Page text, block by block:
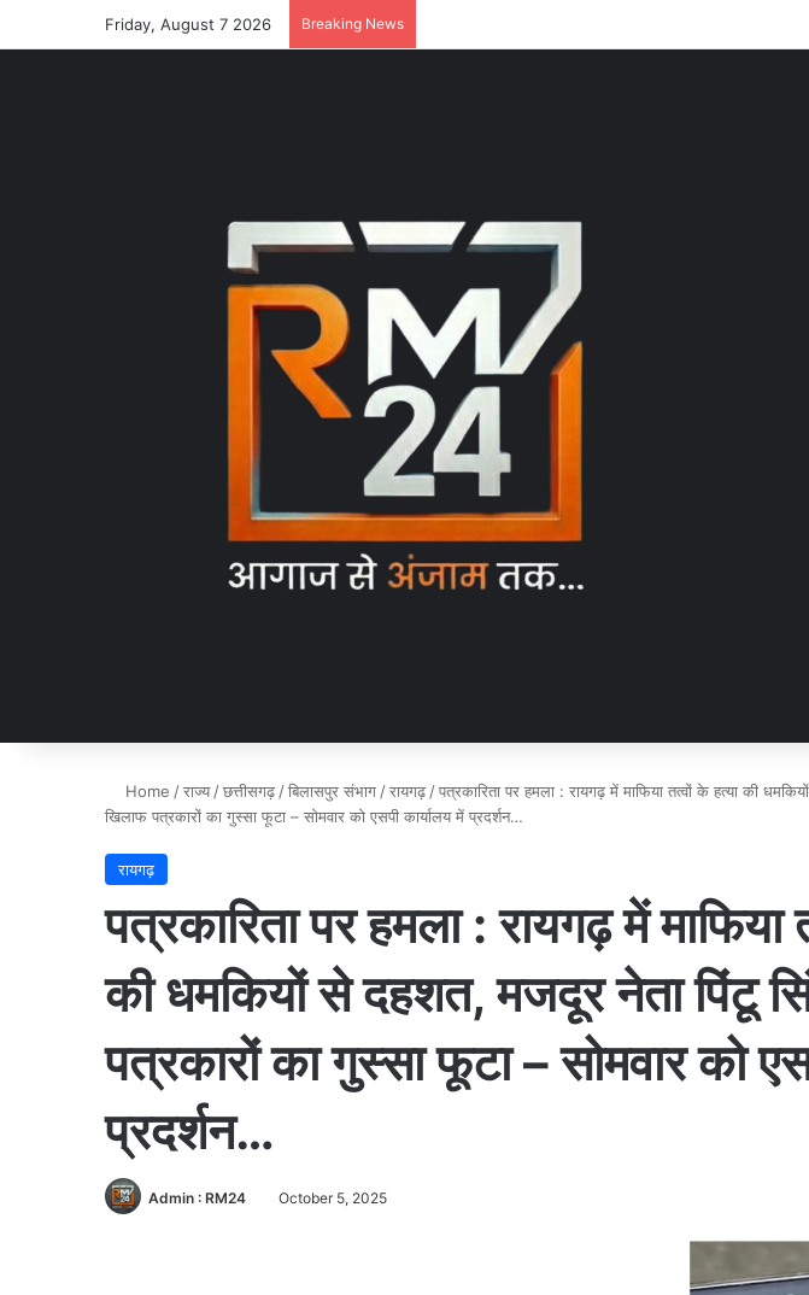
Friday, August 7 2026 Breaking News
Home /राज्य /छत्तीसगढ़ /बिलासपुर संभाग /रायगढ़ /पत्रकारिता पर हमला : रायगढ़ में माफिया तत्वों के हत्या की
खिलाफ पत्रकारों का गुस्सा फूटा – सोमवार को एसपी कार्यालय में प्रदर्शन…
रायगढ़
पत्रकारिता पर हमला : रायगढ़ में माफिया
की धमकियों से दहशत, मजदूर नेता पिंटू
पत्रकारों का गुस्सा फूटा – सोमवार को
प्रदर्शन…
Admin : RM24 October 5, 2025